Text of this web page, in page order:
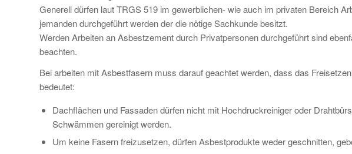
Generell dürfen laut TRGS 519 im gewerblichen- wie auch im privaten Bereich
jemanden durchgeführt werden der die nötige Sachkunde besitzt.
Werden Arbeiten an Asbestzement durch Privatpersonen durchgeführt sind
beachten.
Bei arbeiten mit Asbestfasern muss darauf geachtet werden, dass das
bedeutet:
Dachflächen und Fassaden dürfen nicht mit Hochdruckreiniger oder
Schwämmen gereinigt werden.
Um keine Fasern freizusetzen, dürfen Asbestprodukte weder geschnitten,